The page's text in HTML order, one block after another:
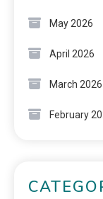
May 2026
April 2026
March 2026
February